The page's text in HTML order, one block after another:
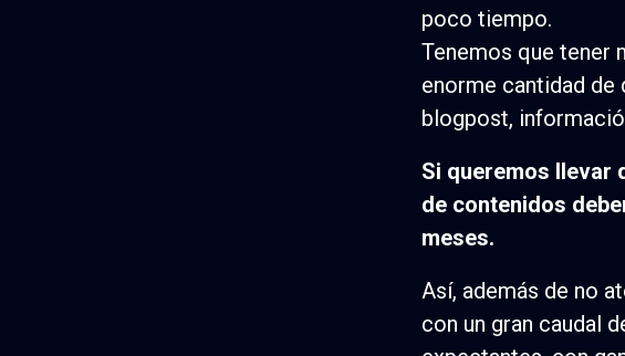
poco tiempo.
Tenemos que tener
enorme cantidad
blogpost,
Si queremos llevar
de contenidos
meses.
Así, además de no
con un gran caudal